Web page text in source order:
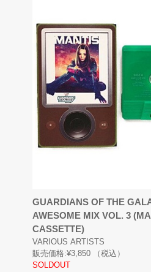
GUARDIANS OF THE
AWESOME MIX VOL. 3
CASSETTE)
VARIOUS ARTISTS
販売価格:¥3,850
（税込）
SOLDOUT